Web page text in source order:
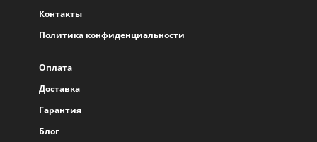
Контакты
Политика конфиденциальности
Оплата
Доставка
Гарантия
Блог